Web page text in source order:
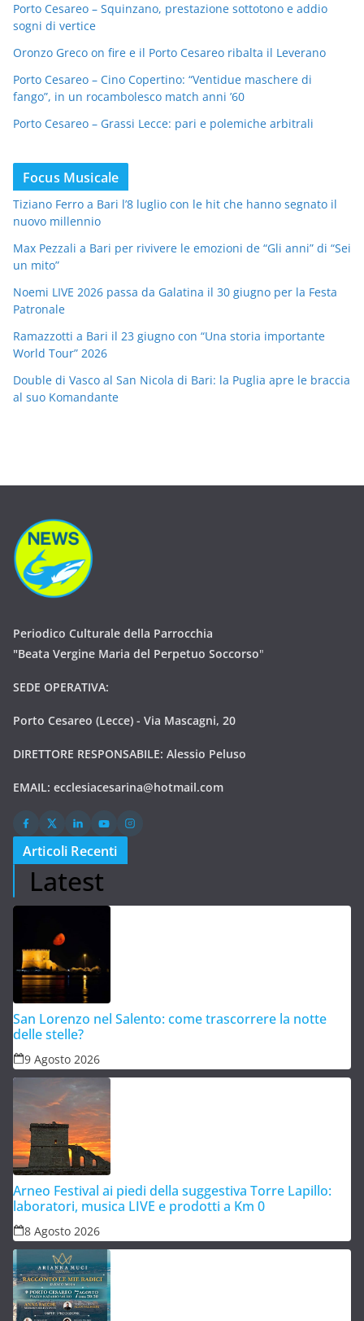
Porto Cesareo – Squinzano, prestazione sottotono e addio
sogni di vertice
Oronzo Greco on fire e il Porto Cesareo ribalta il Leverano
Porto Cesareo – Cino Copertino: “Ventidue maschere di
fango”, in un rocambolesco match anni ’60
Porto Cesareo – Grassi Lecce: pari e polemiche arbitrali
Focus Musicale
Tiziano Ferro a Bari l’8 luglio con le hit che hanno segnato il
nuovo millennio
Max Pezzali a Bari per rivivere le emozioni de “Gli anni” di “Sei
un mito”
Noemi LIVE 2026 passa da Galatina il 30 giugno per la Festa
Patronale
Ramazzotti a Bari il 23 giugno con “Una storia importante
World Tour” 2026
Double di Vasco al San Nicola di Bari: la Puglia apre le braccia
al suo Komandante
Periodico Culturale della Parrocchia
"Beata Vergine Maria del Perpetuo Soccorso"
SEDE OPERATIVA:
Porto Cesareo (Lecce) - Via Mascagni, 20
DIRETTORE RESPONSABILE: Alessio Peluso
EMAIL: ecclesiacesarina@hotmail.com
Articoli Recenti
Latest
San Lorenzo nel Salento: come trascorrere la notte
delle stelle?
9 Agosto 2026
Arneo Festival ai piedi della suggestiva Torre Lapillo:
laboratori, musica LIVE e prodotti a Km 0
8 Agosto 2026